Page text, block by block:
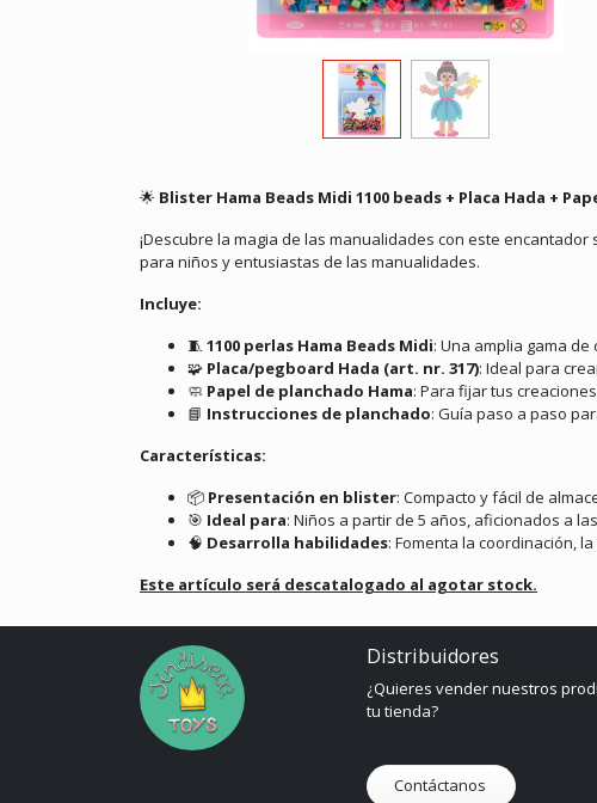
🌟 Blister Hama Beads Midi 1100 beads + Placa Hada +
¡Descubre la magia de las manualidades con este
para niños y entusiastas de las manualidades.
Incluye:
🧵1100 perlas Hama Beads Midi: Una amplia gama
🧩 Placa/pegboard Hada (art. nr. 317): Ideal para
🧼 Papel de planchado Hama: Para fijar tus
📘 Instrucciones de planchado: Guía paso a paso
Características:
📦 Presentación en blister: Compacto y fácil de
🎯 Ideal para: Niños a partir de 5 años, aficionados a
🧠 Desarrolla habilidades: Fomenta la coordinación,
Este artículo será descatalogado al agotar stock.
Distribuidores
¿Quieres vender nuestros
tu tienda?
Contáctanos